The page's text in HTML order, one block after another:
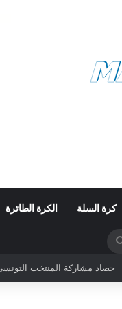
كرة السلة الكرة الطائرة
عن
كأس العالم 2026: تونس تبحث عن حفظ ماء الوجه أمام هولندا